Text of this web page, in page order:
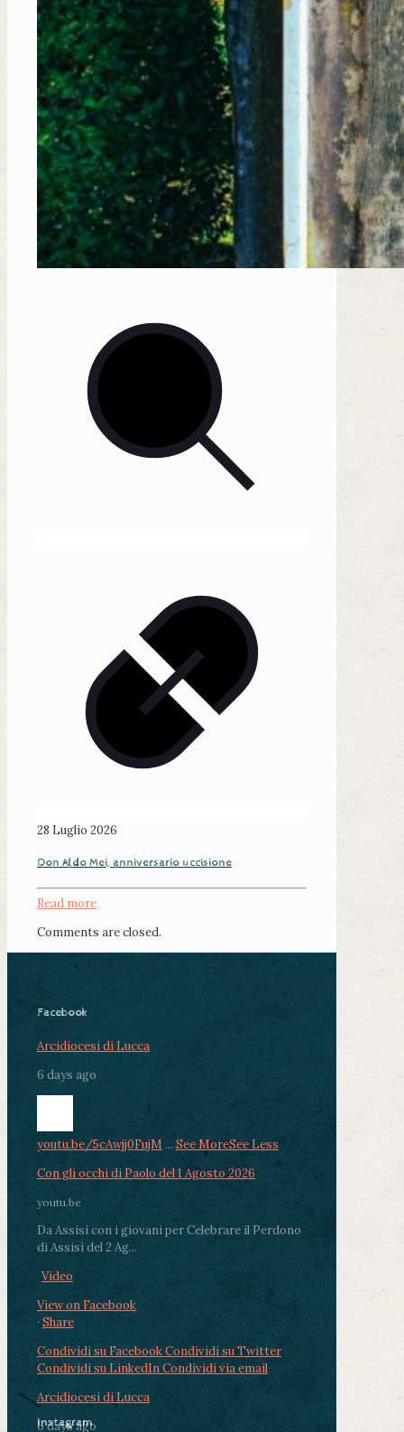
28 Luglio 2026
Don Aldo Mei, anniversario uccisione
Read more
Comments are closed.
Facebook
Arcidiocesi di Lucca
6 days ago
youtu.be/5cAwjj0FujM ... See MoreSee Less
Con gli occhi di Paolo del 1 Agosto 2026
youtu.be
Da Assisi con i giovani per Celebrare il Perdono
di Assisi del 2 Ag...
Video
View on Facebook
· Share
Condividi su FacebookCondividi su Twitter
Condividi su LinkedInCondividi via email
Arcidiocesi di Lucca
6 days ago
Instagram